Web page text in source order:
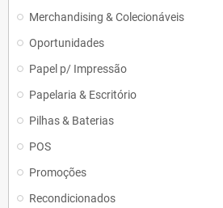
Merchandising & Colecionáveis
Oportunidades
Papel p/ Impressão
Papelaria & Escritório
Pilhas & Baterias
POS
Promoções
Recondicionados